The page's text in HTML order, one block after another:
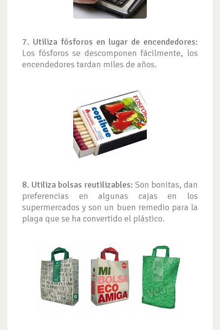
7. Utiliza fósforos en lugar de encendedores:
Los fósforos se descomponen fácilmente, los
encendedores tardan miles de años.
8. Utiliza bolsas reutilizables: Son bonitas, dan
preferencias en algunas cajas en los
supermercados y son un buen remedio para la
plaga que se ha convertido el plástico.